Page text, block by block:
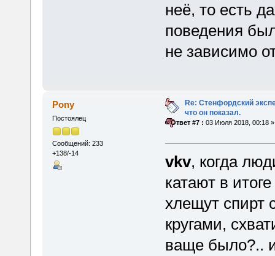
неё, то есть
поведения
не зависимо
Pony
Постоялец
Сообщений: 233
+138/-14
Re: Стенфордский
что он показал.
«Ответ #7 : 03 Июля 2018, 00:18 »
vkv, когда
катают в
хлещут спирт
кругами,
ваще было?.. и